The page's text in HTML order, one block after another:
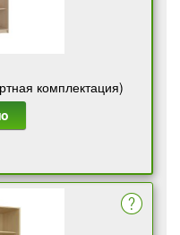
комплектация)